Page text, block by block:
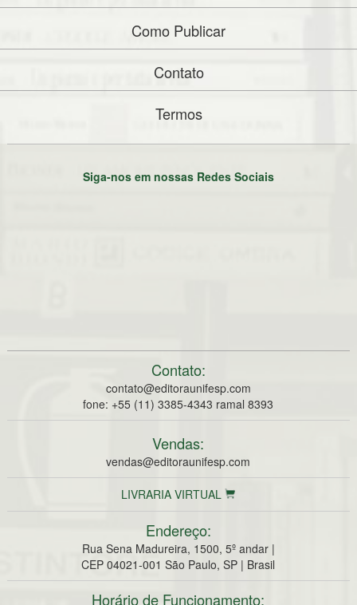
Como Publicar
Contato
Termos
Siga-nos em nossas Redes Sociais
Contato:
contato@editoraunifesp.com
fone: +55 (11) 3385-4343 ramal 8393
Vendas:
vendas@editoraunifesp.com
LIVRARIA VIRTUAL
Endereço:
Rua Sena Madureira, 1500, 5º andar |
CEP 04021-001 São Paulo, SP | Brasil
Horário de Funcionamento: